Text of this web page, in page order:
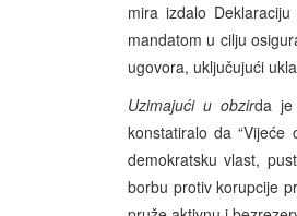
mira izdalo
mandatom u cilju
ugovora, uključujući
Uzimajući u obzirda je
konstatiralo da
demokratsku vlast,
borbu protiv korupcije